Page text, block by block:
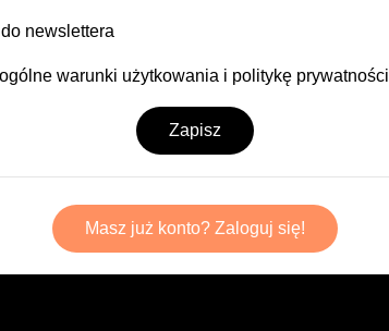
newslettera
warunki użytkowania i politykę prywatności
Zapisz
Masz już konto? Zaloguj się!